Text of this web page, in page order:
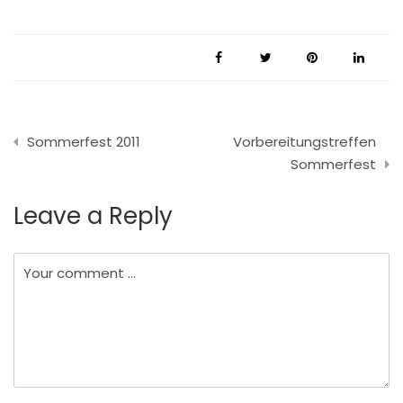
Beitragsnavigation
Sommerfest 2011
Vorbereitungstreffen
Sommerfest
Leave a Reply